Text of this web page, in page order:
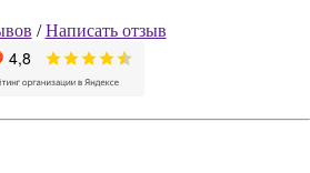
/Написать отзыв